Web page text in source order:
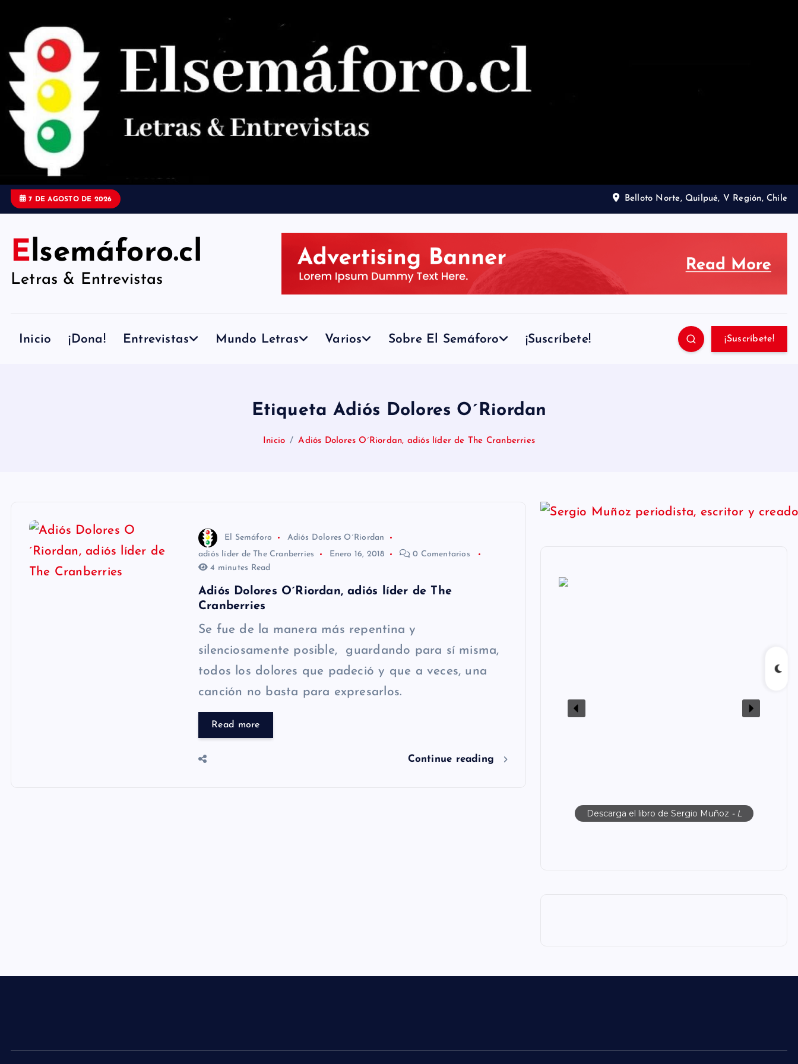
n
7 DE AGOSTO DE 2026 Belloto Norte, Quilpué, V Región, Chile
Elsemáforo.cl
Letras & Entrevistas
Inicio ¡Dona! Entrevistas Mundo Letras Varios Sobre El Semáforo ¡Suscríbete! ¡Suscríbete!
Etiqueta Adiós Dolores O´Riordan
Inicio Adiós Dolores O´Riordan, adiós líder de The Cranberries
El Semáforo
Adiós Dolores O´Riordan
adiós líder de The Cranberries
Enero 16, 2018
0 Comentarios
4 minutes Read
Adiós Dolores O´Riordan, adiós líder de The
Cranberries
Se fue de la manera más repentina y
silenciosamente posible, guardando para sí misma,
todos los dolores que padeció y que a veces, una
canción no basta para expresarlos.
Read more
Continue reading
Descarga el libro de Sergio Muñoz - L